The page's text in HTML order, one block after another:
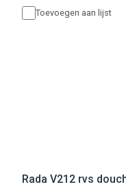
Toevoegen aan lijst
Rada V212 rvs